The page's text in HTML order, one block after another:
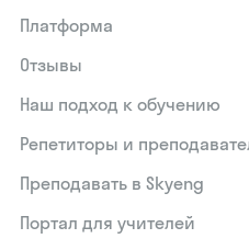
Платформа
Отзывы
Наш подход к обучению
Репетиторы и
Преподавать в Skyeng
Портал для учителей